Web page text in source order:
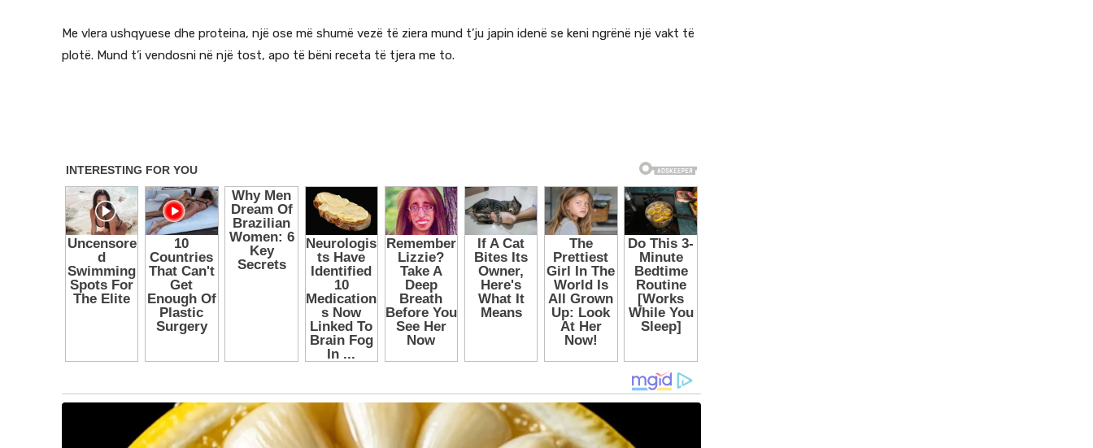
Me vlera ushqyuese dhe proteina, një ose më shumë vezë të ziera mund t’ju japin idenë se keni ngrënë një vakt të
plotë. Mund t’i vendosni në një tost, apo të bëni receta të tjera me to.